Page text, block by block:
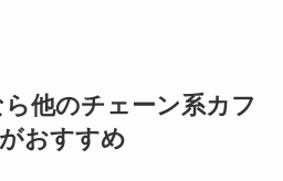
他のチェーン系カフ
おすすめ